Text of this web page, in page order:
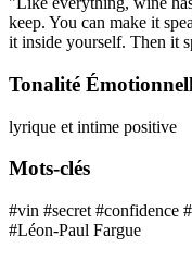
keep. You can make it
it inside yourself. Then it
Tonalité
lyrique et intime positive
Mots-clés
#vin #secret #confidence
#Léon-Paul Fargue